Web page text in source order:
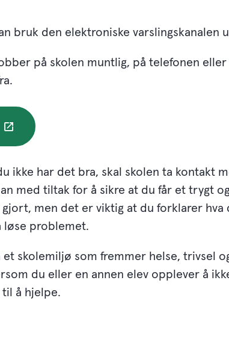
bruk den elektroniske varslingskanalen
på skolen muntlig, på telefonen
ikke har det bra, skal skolen ta kontakt
med tiltak for å sikre at du får et trygt
men det er viktig at du forklarer hva
løse problemet.
et skolemiljø som fremmer helse, trivsel
du eller en annen elev opplever å
å hjelpe.